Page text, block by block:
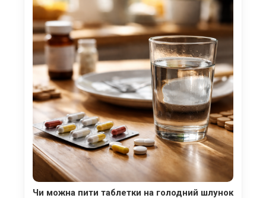
Чи можна пити таблетки на голодний шлунок